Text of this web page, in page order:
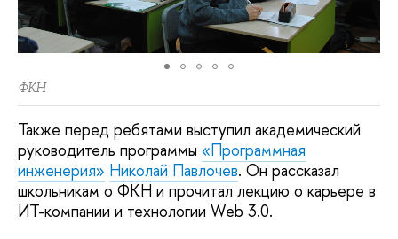
ФКН
Также перед ребятами выступил академический
руководитель программы «Программная
инженерия» Николай Павлочев. Он рассказал
школьникам о ФКН и прочитал лекцию о карьере в
ИТ-компании и технологии Web 3.0.